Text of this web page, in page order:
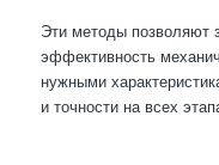
Эти методы позволяют
эффективность
нужными
и точности на всех